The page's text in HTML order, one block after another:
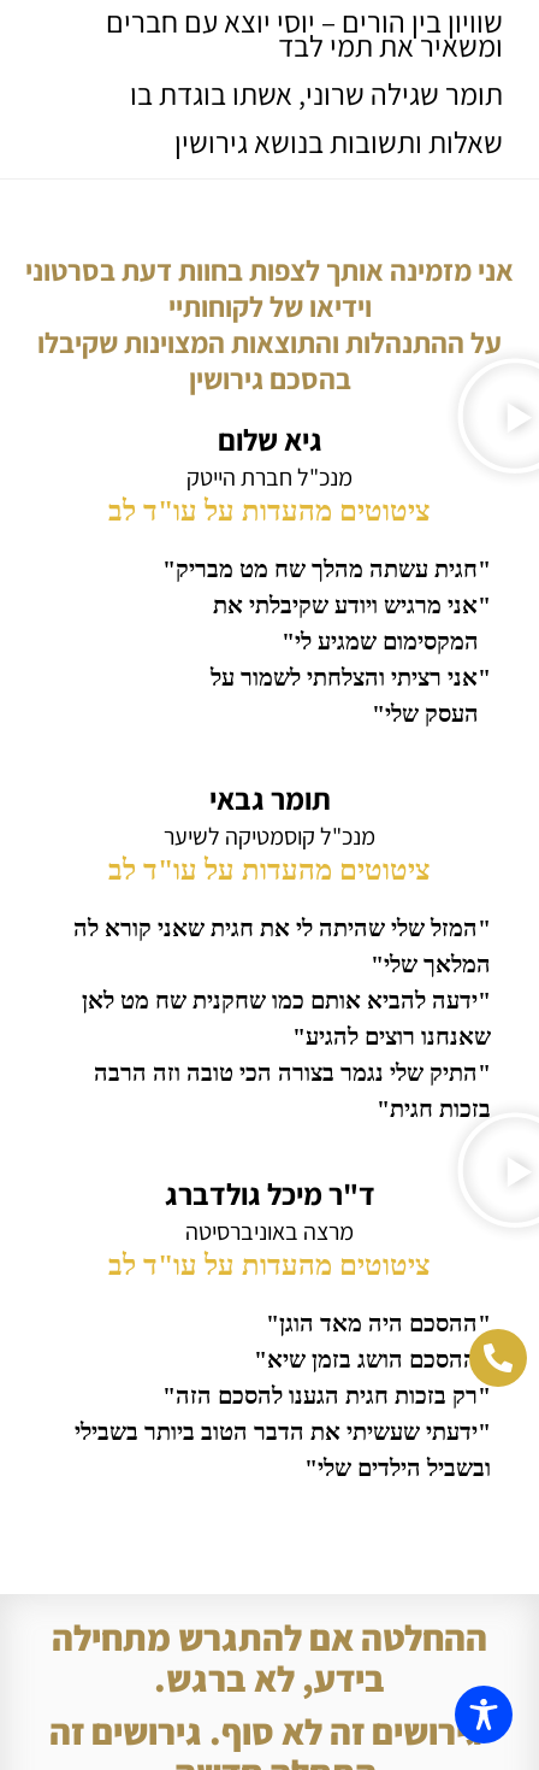
שוויון בין הורים – יוסי יוצא עם חברים
ומשאיר את תמי לבד
תומר שגילה שרוני, אשתו בוגדת בו
שאלות ותשובות בנושא גירושין
אני מזמינה אותך לצפות בחוות דעת בסרטוני
וידיאו של לקוחותיי
על ההתנהלות והתוצאות המצוינות שקיבלו
בהסכם גירושין
גיא שלום
מנכ"ל חברת הייטק
ציטוטים מהעדות על עו"ד לב
"חגית עשתה מהלך שח מט מבריק"
"אני מרגיש ויודע שקיבלתי את
המקסימום שמגיע לי"
"אני רציתי והצלחתי לשמור על
העסק שלי"
תומר גבאי
מנכ"ל קוסמטיקה לשיער
ציטוטים מהעדות על עו"ד לב
"המזל שלי שהיתה לי את חגית שאני קורא לה
המלאך שלי"
"ידעה להביא אותם כמו שחקנית שח מט לאן
שאנחנו רוצים להגיע"
"התיק שלי נגמר בצורה הכי טובה וזה הרבה
בזכות חגית"
ד"ר מיכל גולדברג
מרצה באוניברסיטה
ציטוטים מהעדות על עו"ד לב
"ההסכם היה מאד הוגן"
"ההסכם הושג בזמן שיא"
"רק בזכות חגית הגענו להסכם הזה"
"ידעתי שעשיתי את הדבר הטוב ביותר בשבילי
ובשביל הילדים שלי"
ההחלטה אם להתגרש מתחילה
בידע, לא ברגש.
גירושים זה לא סוף. גירושים זה